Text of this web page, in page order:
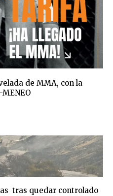
de MMA, con la
tras quedar controlado